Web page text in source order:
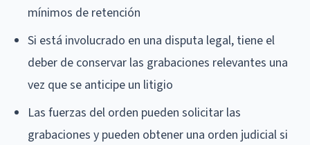
mínimos de retención
Si está involucrado en una disputa legal, tiene el
deber de conservar las grabaciones relevantes una
vez que se anticipe un litigio
Las fuerzas del orden pueden solicitar las
grabaciones y pueden obtener una orden judicial si